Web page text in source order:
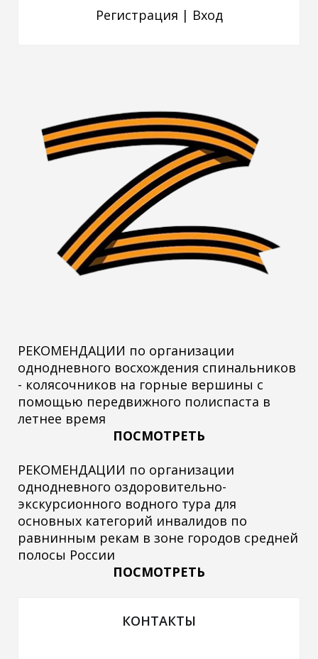
Регистрация | Вход
РЕКОМЕНДАЦИИ по организации
однодневного восхождения спинальников
- колясочников на горные вершины с
помощью передвижного полиспаста в
летнее время
ПОСМОТРЕТЬ
РЕКОМЕНДАЦИИ по организации
однодневного оздоровительно-
экскурсионного водного тура для
основных категорий инвалидов по
равнинным рекам в зоне городов средней
полосы России
ПОСМОТРЕТЬ
КОНТАКТЫ